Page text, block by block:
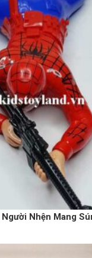
Nhện Mang